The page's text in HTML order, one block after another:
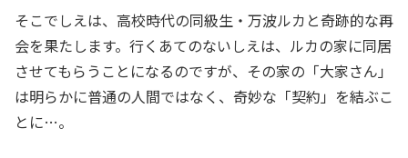
そこでしえは、高校時代の同級生・万波ルカと奇跡的な再
会を果たします。行くあてのないしえは、ルカの家に同居
させてもらうことになるのですが、その家の「大家さん」
は明らかに普通の人間ではなく、奇妙な「契約」を結ぶこ
とに…。